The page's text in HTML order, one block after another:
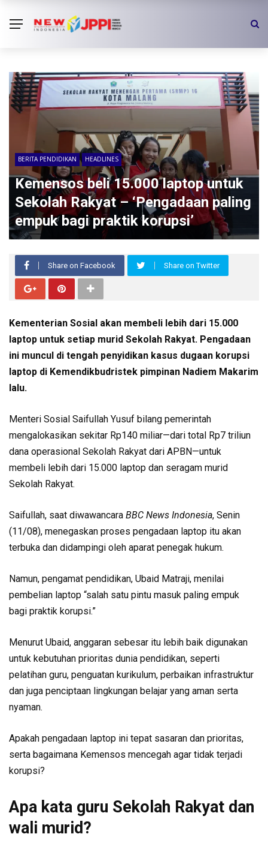
BERITA PENDIDIKAN HEADLINES
Kemensos beli 15.000 laptop untuk
Sekolah Rakyat – ‘Pengadaan paling
empuk bagi praktik korupsi’
Share on Facebook Share on Twitter
Kementerian Sosial akan membeli lebih dari 15.000
laptop untuk setiap murid Sekolah Rakyat. Pengadaan
ini muncul di tengah penyidikan kasus dugaan korupsi
laptop di Kemendikbudristek pimpinan Nadiem Makarim
lalu.
Menteri Sosial Saifullah Yusuf bilang pemerintah
mengalokasikan sekitar Rp140 miliar—dari total Rp7 triliun
dana operasional Sekolah Rakyat dari APBN—untuk
membeli lebih dari 15.000 laptop dan seragam murid
Sekolah Rakyat.
Saifullah, saat diwawancara BBC News Indonesia, Senin
(11/08), menegaskan proses pengadaan laptop itu akan
terbuka dan didampingi oleh aparat penegak hukum.
Namun, pengamat pendidikan, Ubaid Matraji, menilai
pembelian laptop “salah satu pintu masuk paling empuk
bagi praktik korupsi.”
Menurut Ubaid, anggaran sebesar itu lebih baik digunakan
untuk kebutuhan prioritas dunia pendidikan, seperti
pelatihan guru, penguatan kurikulum, perbaikan infrastruktur
dan juga penciptaan lingkungan belajar yang aman serta
nyaman.
Apakah pengadaan laptop ini tepat sasaran dan prioritas,
serta bagaimana Kemensos mencegah agar tidak terjadi
korupsi?
Apa kata guru Sekolah Rakyat dan
wali murid?